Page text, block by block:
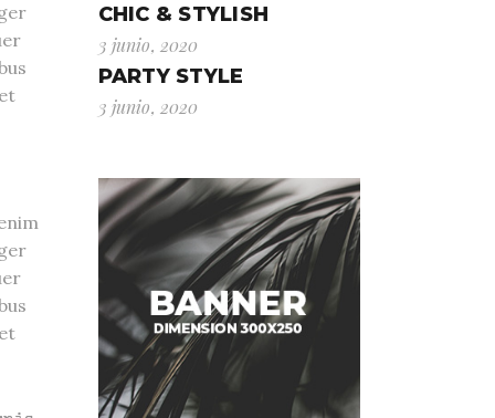
CHIC & STYLISH
3 junio, 2020
PARTY STYLE
3 junio, 2020